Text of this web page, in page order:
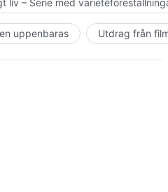
liv – Serie med
uppenbaras Utdrag från